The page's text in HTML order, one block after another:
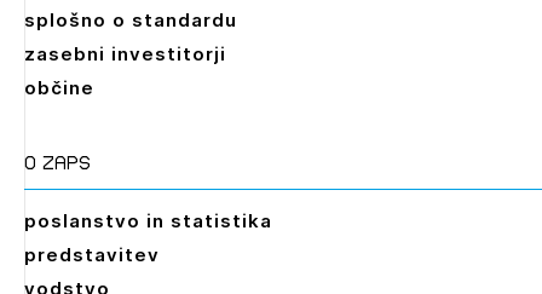
splošno o standardu
zasebni investitorji
občine
O zaps
poslanstvo in statistika
predstavitev
vodstvo